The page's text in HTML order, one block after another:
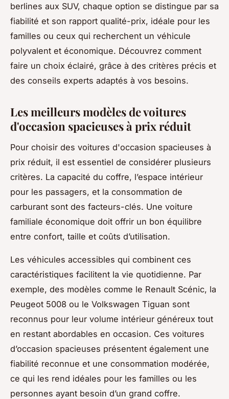
berlines aux SUV, chaque option se distingue par sa
fiabilité et son rapport qualité-prix, idéale pour les
familles ou ceux qui recherchent un véhicule
polyvalent et économique. Découvrez comment
faire un choix éclairé, grâce à des critères précis et
des conseils experts adaptés à vos besoins.
Les meilleurs modèles de voitures
d'occasion spacieuses à prix réduit
Pour choisir des voitures d'occasion spacieuses à
prix réduit, il est essentiel de considérer plusieurs
critères. La capacité du coffre, l’espace intérieur
pour les passagers, et la consommation de
carburant sont des facteurs-clés. Une voiture
familiale économique doit offrir un bon équilibre
entre confort, taille et coûts d’utilisation.
Les véhicules accessibles qui combinent ces
caractéristiques facilitent la vie quotidienne. Par
exemple, des modèles comme le Renault Scénic, la
Peugeot 5008 ou le Volkswagen Tiguan sont
reconnus pour leur volume intérieur généreux tout
en restant abordables en occasion. Ces voitures
d’occasion spacieuses présentent également une
fiabilité reconnue et une consommation modérée,
ce qui les rend idéales pour les familles ou les
personnes ayant besoin d’un grand coffre.